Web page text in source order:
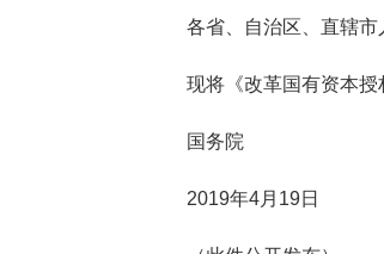
各省、自治区、直辖市
现将《改革国有资本授
国务院
2019年4月 19日